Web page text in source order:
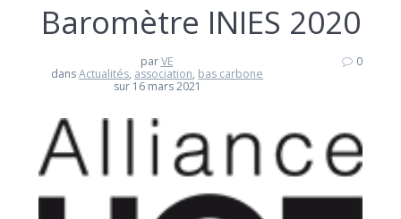
Baromètre INIES 2020
parVE
dansActualités, association, bas carbone
sur 16 mars 2021
0